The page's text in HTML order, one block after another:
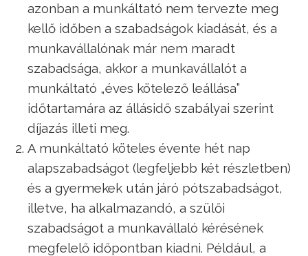
azonban a munkáltató nem tervezte meg
kellő időben a szabadságok kiadását, és a
munkavállalónak már nem maradt
szabadsága, akkor a munkavállalót a
munkáltató „éves kötelező leállása”
időtartamára az állásidő szabályai szerint
díjazás illeti meg.
A munkáltató köteles évente hét nap
alapszabadságot (legfeljebb két részletben)
és a gyermekek után járó pótszabadságot,
illetve, ha alkalmazandó, a szülői
szabadságot a munkavállaló kérésének
megfelelő időpontban kiadni. Például, a